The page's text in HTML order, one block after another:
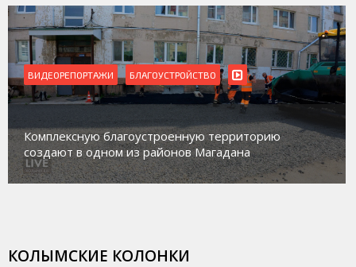
ВИДЕОРЕПОРТАЖИ
Магадан присоединился к пилотному проекту по
работе с несовершеннолетними из групп
социального риска «Переправа»
КОЛЫМСКИЕ КОЛОНКИ